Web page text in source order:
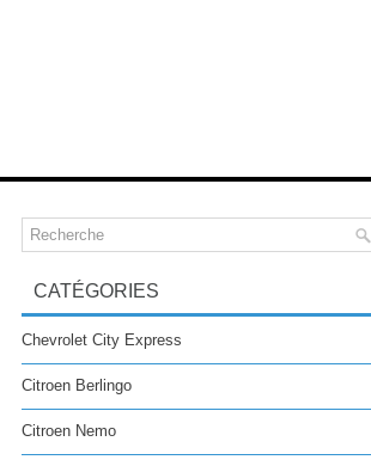
CATÉGORIES
Chevrolet City Express
Citroen Berlingo
Citroen Nemo